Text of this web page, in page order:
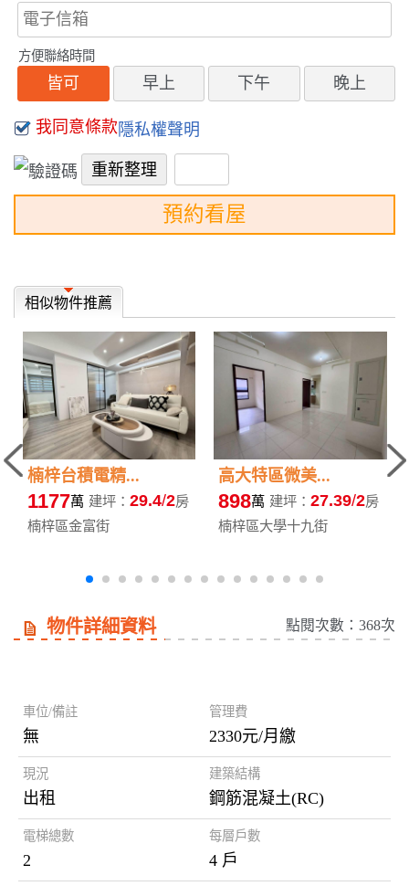
方便聯絡時間
皆可 早上 下午 晚上
我同意條款 隱私權聲明
預約看屋
相似物件推薦
楠梓台積電精...
1177萬 建坪： 29.4 2房
楠梓區金富街
高大特區微美...
898萬 建坪： 27.39 2房
楠梓區大學十九街
物件詳細資料 點閱次數：368次
車位/備註
無
管理費
2330元/月繳
現況
出租
建築結構
鋼筋混凝土(RC)
電梯總數
2
每層戶數
4 戶